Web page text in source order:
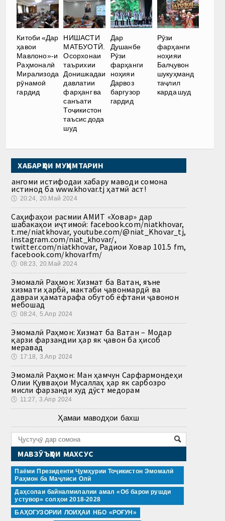
Китоби «Дар
ҳавои
Мавлоно»-и
Раҳмоналӣ
Мирализода
рӯнамоӣ
гардид
НИШАСТИ
МАТБУОТӢ.
Осорхонаи
таърихии
Донишкадаи
давлатии
фарҳанг ва
санъати
Тоҷикистон
таъсис дода
шуд
Дар
Душанбе
Рӯзи
фарҳанги
ноҳияи
Дарвоз
баргузор
гардид
Рӯзи
фарҳанги
ноҳияи
Балҷувон
шукуҳманд
таҷлил
карда шуд
ХАБАРҲОИ МУҲИМТАРИН
Ҳангоми истифодаи хабару маводи сомона
истинод ба www.khovar.tj ҳатмӣ аст!
🕔 20:24, 20.Май 2024
Саҳифаҳои расмии АМИТ «Ховар» дар
шабакаҳои иҷтимоӣ: facebook.com/niatkhovar,
t.me/niatkhovar, youtube.com/@niat_Khovar_tj,
instagram.com/niat_khovar/,
twitter.com/niatkhovar, Радиои Ховар 101.5 fm,
facebook.com/khovarfm/
🕔 08:23, 20.Май 2024
Эмомалӣ Раҳмон: Хизмат ба Ватан, яъне
хизмати ҳарбӣ, мактаби ҷавонмардӣ ва
давраи ҳаматарафа обутоб ёфтани ҷавонон
мебошад
🕔 08:24, 5.Апр 2024
Эмомалӣ Раҳмон: Хизмат ба Ватан – Модар
қарзи фарзандии ҳар як ҷавон ба ҳисоб
меравад
🕔 17:18, 3.Апр 2024
Эмомалӣ Раҳмон: Ман ҳамчун Сарфармондеҳи
Олии Қувваҳои Мусаллаҳ ҳар як сарбозро
мисли фарзанди худ дӯст медорам
🕔 11:27, 3.Апр 2024
Ҳамаи маводҳои бахш
МАВЗӮЪҲОИ МАХСУС
Паёми Президенти Ҷумҳурии Тоҷикистон Эмомалӣ
Раҳмон ба Маҷлиси Олӣ
Даҳсолаи байналмилалии амал «Об барои рушди
устувор» солҳои 2018-2028
БАҲОГУЗОРИИ ЛОИҲАИ НБО «РОҒУН»